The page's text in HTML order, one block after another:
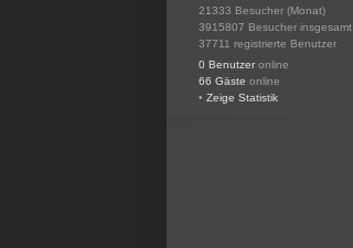
21333 Besucher (Monat)
3915807 Besucher insgesamt
37711 registrierte Benutzer
0 Benutzer online
66 Gäste online
• Zeige Statistik